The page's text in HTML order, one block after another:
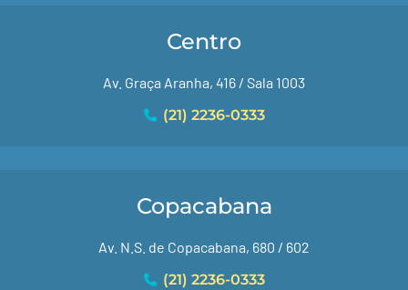
Centro
Av. Graça Aranha, 416 / Sala 1003
(21) 2236-0333
Copacabana
Av. N.S. de Copacabana, 680 / 602
(21) 2236-0333